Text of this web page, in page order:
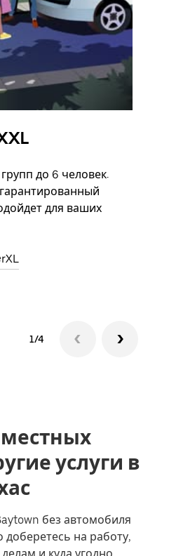
до 6 человек.
для ваших
1/4
услуги в
без автомобиля
на работу,